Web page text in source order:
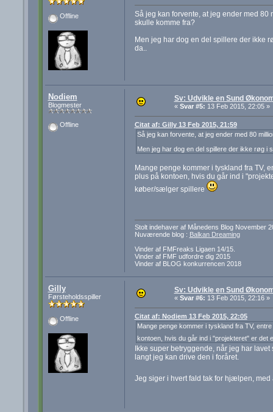
Offline
Så jeg kan forvente, at jeg ender med
skulle komme fra?
Men jeg har dog en del spillere der ikke
da..
Nodiem
Blogmester
Offline
Sv: Udvikle en Sund
« Svar #5: 13 Feb 2015, 22:05 »
Citat af: Gilly 13 Feb 2015, 21:59
Så jeg kan forvente, at jeg ender med 80
Men jeg har dog en del spillere der ikke røg
Mange penge kommer i tyskland fra TV,
plus på kontoen, hvis du går ind i
køber/sælger spillere
Stolt indehaver af Månedens Blog November
Nuværende blog : Balkan Dreaming
Vinder af FMFreaks Ligaen 14/15.
Vinder af FMF udfordre dig 2015
Vinder af BLOG konkurrencen 2018
Gilly
Førsteholdsspiller
Offline
Sv: Udvikle en Sund
« Svar #6: 13 Feb 2015, 22:16 »
Citat af: Nodiem 13 Feb 2015, 22:05
Mange penge kommer i tyskland fra TV,
kontoen, hvis du går ind i "projekteret" er
Ikke super betryggende, når jeg har
langt jeg kan drive den i foråret.
Jeg siger i hvert fald tak for hjælpen,